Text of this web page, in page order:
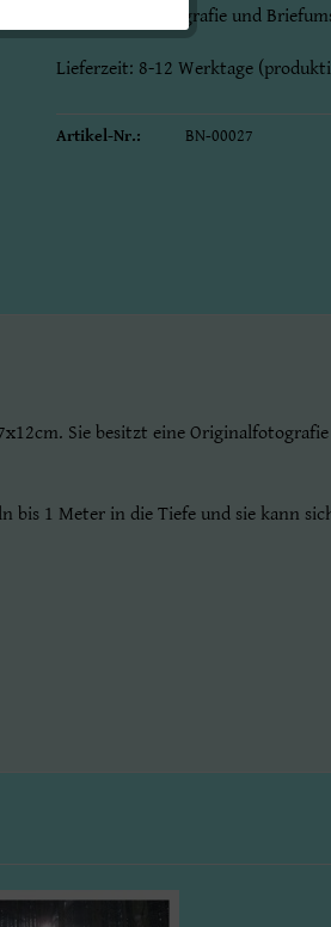
mit Originalfotografie und
Lieferzeit: 8-12 Werktage
Artikel-Nr.: BN-00027
Sie besitzt eine
1 Meter in die Tiefe und sie kann